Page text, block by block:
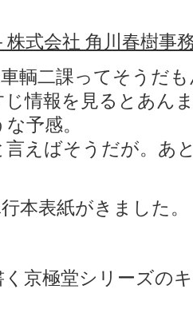
式会社 角川春樹事
輌二課ってそうだ
情報を見るとあん
予感。
えばそうだが。あ
本表紙がきました。
京極堂シリーズの